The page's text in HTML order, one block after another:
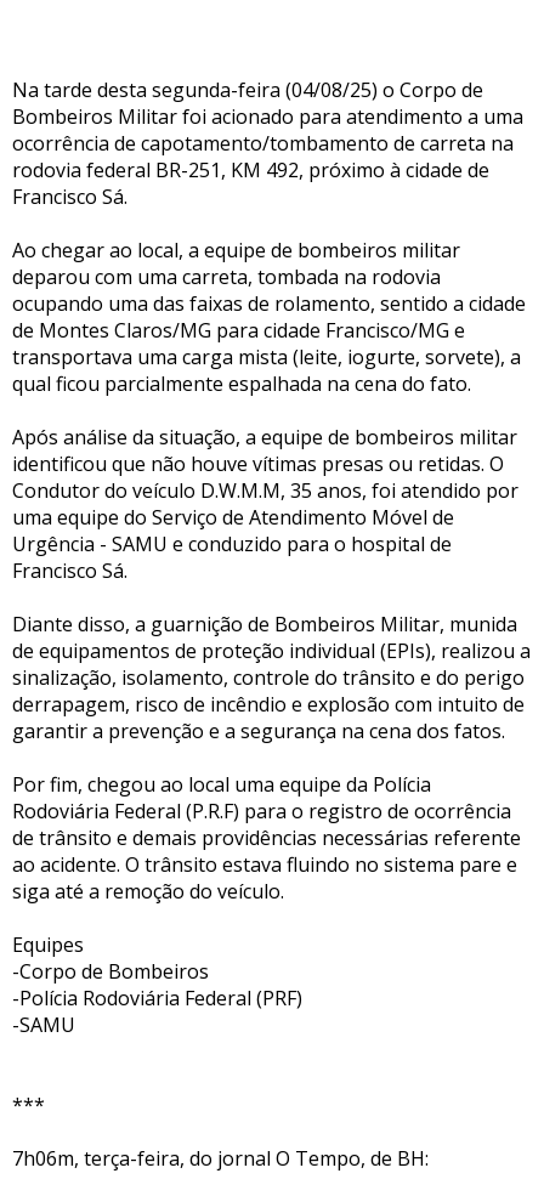
Na tarde desta segunda-feira (04/08/25) o Corpo de
Bombeiros Militar foi acionado para atendimento a uma
ocorrência de capotamento/tombamento de carreta na
rodovia federal BR-251, KM 492, próximo à cidade de
Francisco Sá.
Ao chegar ao local, a equipe de bombeiros militar
deparou com uma carreta, tombada na rodovia
ocupando uma das faixas de rolamento, sentido a cidade
de Montes Claros/MG para cidade Francisco/MG e
transportava uma carga mista (leite, iogurte, sorvete), a
qual ficou parcialmente espalhada na cena do fato.
Após análise da situação, a equipe de bombeiros militar
identificou que não houve vítimas presas ou retidas. O
Condutor do veículo D.W.M.M, 35 anos, foi atendido por
uma equipe do Serviço de Atendimento Móvel de
Urgência - SAMU e conduzido para o hospital de
Francisco Sá.
Diante disso, a guarnição de Bombeiros Militar, munida
de equipamentos de proteção individual (EPIs), realizou a
sinalização, isolamento, controle do trânsito e do perigo
derrapagem, risco de incêndio e explosão com intuito de
garantir a prevenção e a segurança na cena dos fatos.
Por fim, chegou ao local uma equipe da Polícia
Rodoviária Federal (P.R.F) para o registro de ocorrência
de trânsito e demais providências necessárias referente
ao acidente. O trânsito estava fluindo no sistema pare e
siga até a remoção do veículo.
Equipes
-Corpo de Bombeiros
-Polícia Rodoviária Federal (PRF)
-SAMU
***
7h06m, terça-feira, do jornal O Tempo, de BH: